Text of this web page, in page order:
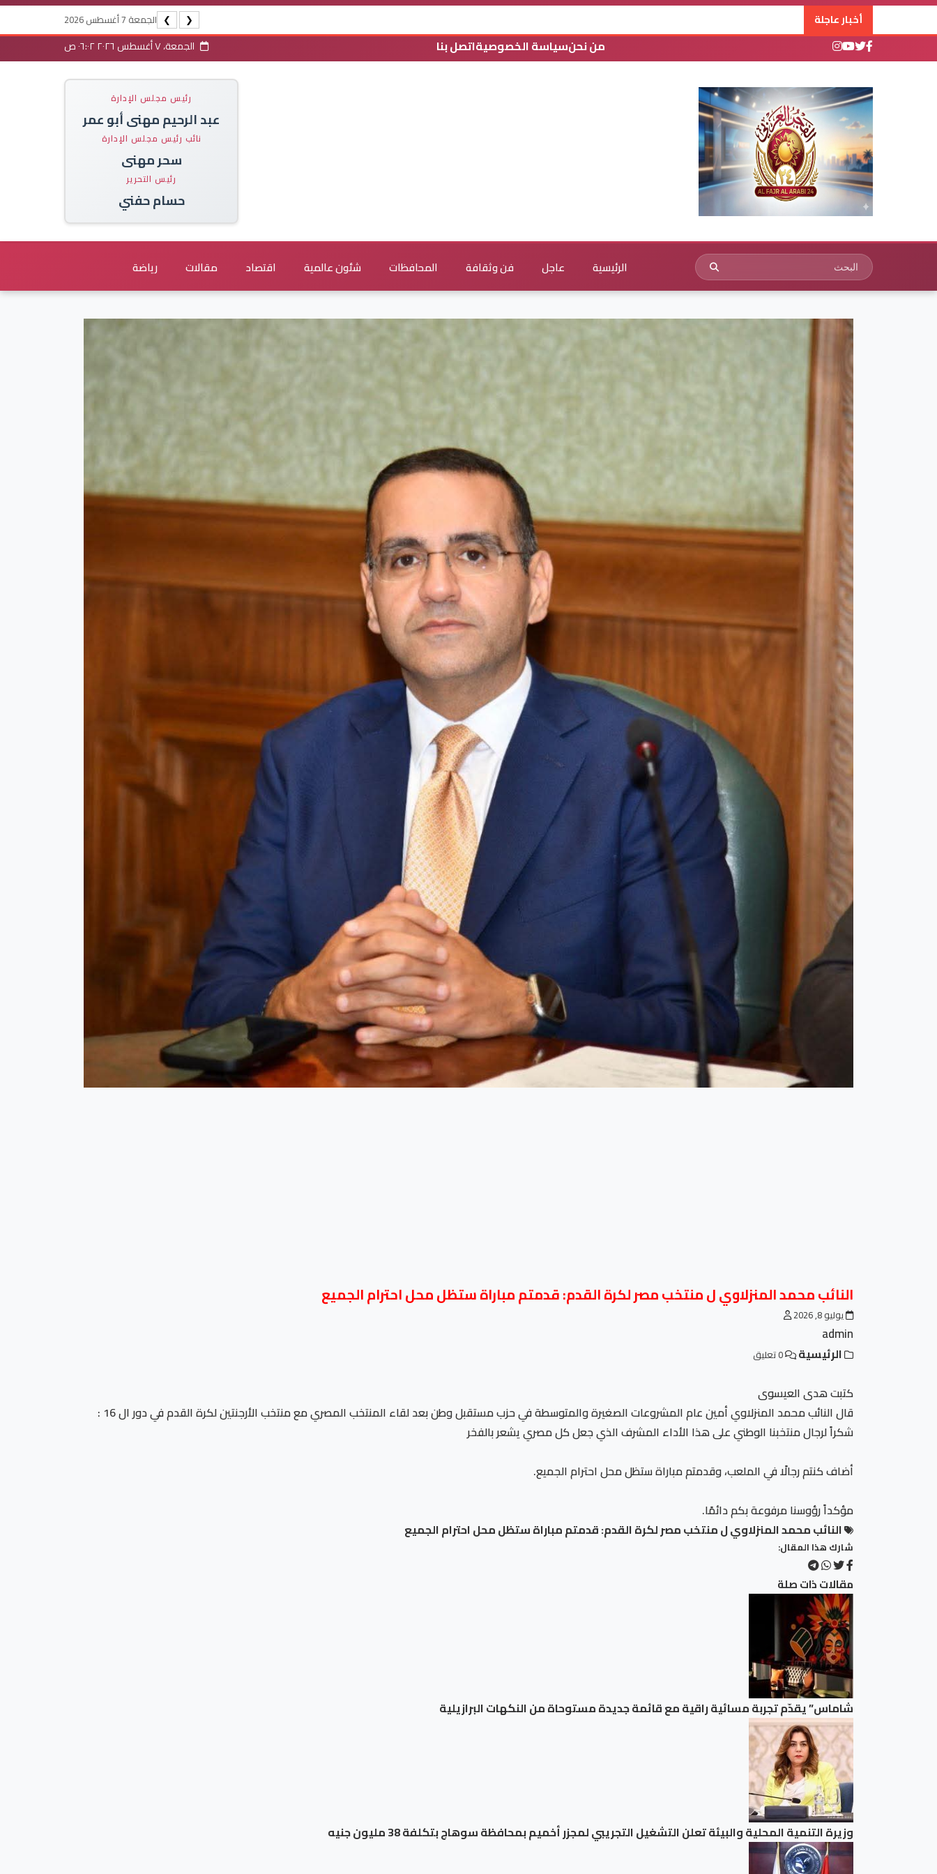
أخبار عاجلة ❮
❯ الجمعة 7 أغسطس 2026
من نحنسياسة الخصوصيةاتصل بنا الجمعة، ٧ أغسطس ٢٠٢٦ ٠٦:٠٢ ص
رئيس مجلس الإدارة
عبد الرحيم مهنى أبو عمر
نائب رئيس مجلس الإدارة
سحر مهنى
رئيس التحرير
حسام حفني
الرئيسية عاجل فن وثقافة المحافظات شئون عالمية اقتصاد مقالات رياضة
النائب محمد المنزلاوي ل منتخب مصر لكرة القدم: قدمتم مباراة ستظل محل احترام الجميع
يوليو 8, 2026
admin
الرئيسية
كتبت هدى العيسوى
قال النائب محمد المنزلاوي أمين عام المشروعات الصغيرة والمتوسطة في حزب مستقبل وطن بعد لقاء المنتخب المصري مع منتخب الأرجنتين لكرة القدم في دور ال 16 :
شكراً لرجال منتخبنا الوطني على هذا الأداء المشرف الذي جعل كل مصري يشعر بالفخر
أضاف كنتم رجالًا في الملعب، وقدمتم مباراة ستظل محل احترام الجميع.
مؤكداً رؤوسنا مرفوعة بكم دائمًا.
النائب محمد المنزلاوي ل منتخب مصر لكرة القدم: قدمتم مباراة ستظل محل احترام الجميع
شارك هذا المقال:
مقالات ذات صلة
شاماس” يقدّم تجربة مسائية راقية مع قائمة جديدة مستوحاة من النكهات البرازيلية
وزيرة التنمية المحلية والبيئة تعلن التشغيل التجريبي لمجزر أخميم بمحافظة سوهاج بتكلفة 38 مليون جنيه